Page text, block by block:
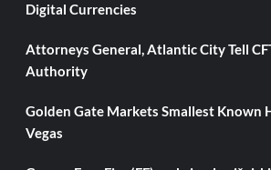
Digital Currencies
Attorneys General, Atlantic City Tell
Authority
Golden Gate Markets Smallest Known
Vegas